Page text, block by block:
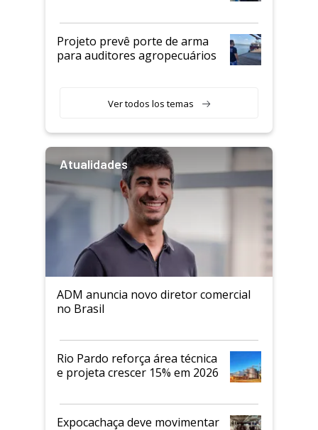
Projeto prevê porte de arma
para auditores agropecuários
Ver todos los temas
Atualidades
ADM anuncia novo diretor comercial
no Brasil
Rio Pardo reforça área técnica
e projeta crescer 15% em 2026
Expocachaça deve movimentar